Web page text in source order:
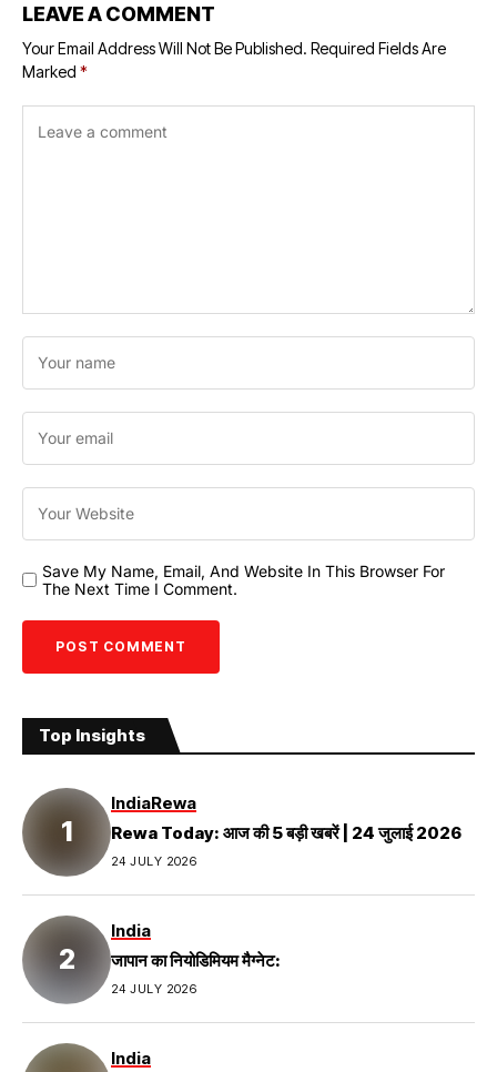
LEAVE A COMMENT
Your Email Address Will Not Be Published. Required Fields Are
Marked *
Save My Name, Email, And Website In This Browser For
The Next Time I Comment.
Top Insights
IndiaRewa
Rewa Today: आज की 5 बड़ी खबरें | 24 जुलाई 2026
24 JULY 2026
India
जापान का नियोडिमियम मैग्नेट:
24 JULY 2026
India